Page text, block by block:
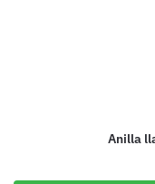
Anilla